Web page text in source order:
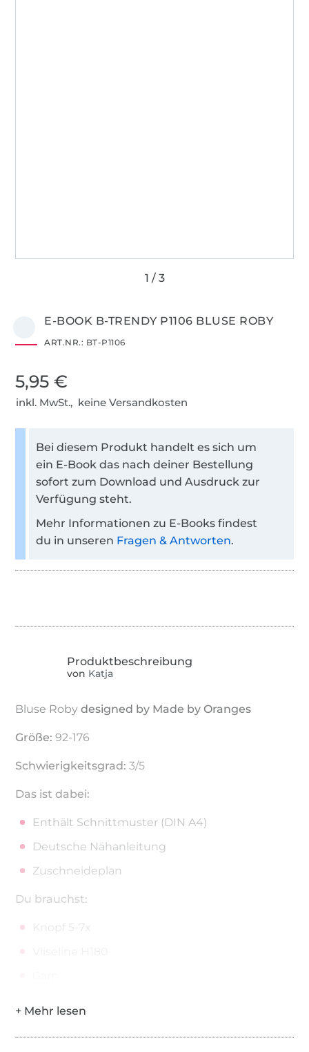
E-BOOK B-TRENDY P1106 BLUSE ROBY
ART.NR.: BT-P1106
5,95 €
inkl. MwSt., keine Versandkosten
Bei diesem Produkt handelt es sich um
ein E-Book das nach deiner Bestellung
sofort zum Download und Ausdruck zur
Verfügung steht.
Mehr Informationen zu E-Books findest
du in unseren Fragen & Antworten.
von Katja
Bluse Robydesigned by Made by Oranges
Größe: 92-176
Schwierigkeitsgrad: 3/5
Das ist dabei:
Enthält Schnittmuster (DIN A4)
Deutsche Nähanleitung
Zuschneideplan
Du brauchst:
Knopf 5-7x